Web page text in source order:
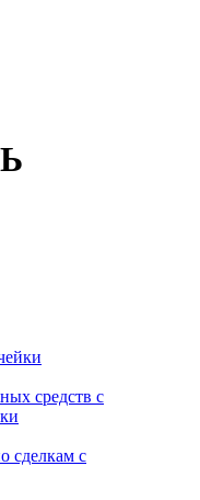
средств с
сделкам с